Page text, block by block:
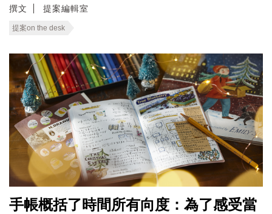
撰文 提案編輯室
提案on the desk
手帳概括了時間所有向度：為了感受當